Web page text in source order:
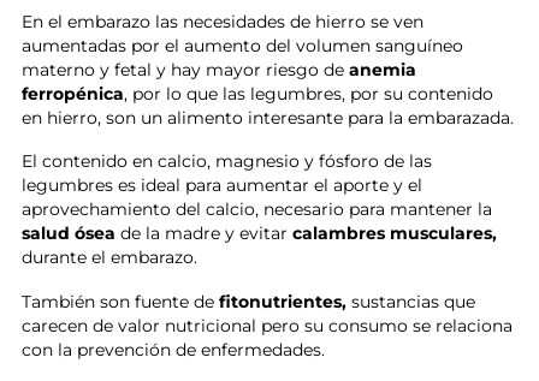
En el embarazo las necesidades de hierro se ven
aumentadas por el aumento del volumen sanguíneo
materno y fetal y hay mayor riesgo de anemia
ferropénica, por lo que las legumbres, por su contenido
en hierro, son un alimento interesante para la embarazada.
El contenido en calcio, magnesio y fósforo de las
legumbres es ideal para aumentar el aporte y el
aprovechamiento del calcio, necesario para mantener la
salud ósea de la madre y evitar calambres musculares,
durante el embarazo.
También son fuente de fitonutrientes,sustancias que
carecen de valor nutricional pero su consumo se relaciona
con la prevención de enfermedades.